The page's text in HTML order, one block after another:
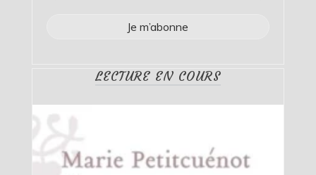
LECTURE EN COURS